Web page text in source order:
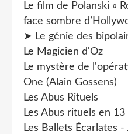
Le film de Polanski «
face sombre
➤ Le génie des
Le Magicien d'Oz
Le mystère de
One (Alain Gossens)
Les Abus Rituels
Les Abus rituels en
Les Ballets Écarlates